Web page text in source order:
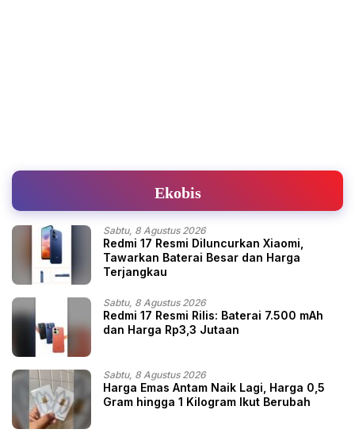
Ekobis
Sabtu, 8 Agustus 2026
Redmi 17 Resmi Diluncurkan Xiaomi,
Tawarkan Baterai Besar dan Harga
Terjangkau
Sabtu, 8 Agustus 2026
Redmi 17 Resmi Rilis: Baterai 7.500 mAh
dan Harga Rp3,3 Jutaan
Sabtu, 8 Agustus 2026
Harga Emas Antam Naik Lagi, Harga 0,5
Gram hingga 1 Kilogram Ikut Berubah